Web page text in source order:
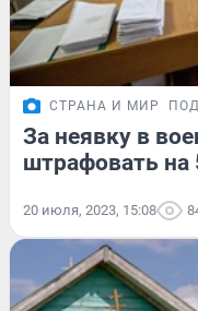
СТРАНА И МИР
За неявку в
штрафовать на
20 июля, 2023, 15:08